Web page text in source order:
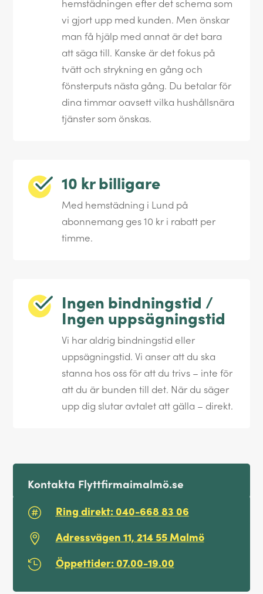
hemstädningen efter det schema som
vi gjort upp med kunden. Men önskar
man få hjälp med annat är det bara
att säga till. Kanske är det fokus på
tvätt och strykning en gång och
fönsterputs nästa gång. Du betalar för
dina timmar oavsett vilka hushållsnära
tjänster som önskas.
10 kr billigare
Med hemstädning i Lund på
abonnemang ges 10 kr i rabatt per
timme.
Ingen bindningstid /
Ingen uppsägningstid
Vi har aldrig bindningstid eller
uppsägningstid. Vi anser att du ska
stanna hos oss för att du trivs – inte för
att du är bunden till det. När du säger
upp dig slutar avtalet att gälla – direkt.
Kontakta Flyttfirmaimalmö.se
 Ring direkt: 040-668 83 06
 Adressvägen 11, 214 55 Malmö
 Öppettider: 07.00-19.00